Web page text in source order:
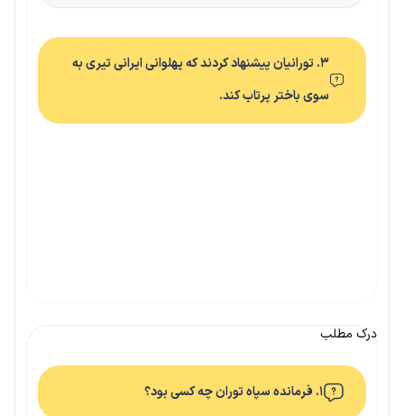
۳. تورانیان پیشنهاد کردند که پهلوانی ایرانی تیری به
سوی باختر پرتاب کند.
درک مطلب
۱. فرمانده سپاه توران چه کسی بود؟